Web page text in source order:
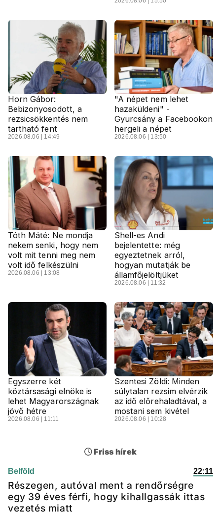
Horn Gábor:
Bebizonyosodott, a
rezsicsökkentés nem
tartható fent
2026.08.06 | 14:49
"A népet nem lehet
hazaküldeni" -
Gyurcsány a Facebookon
hergeli a népet
2026.08.06 | 13:50
Tóth Máté: Ne mondja
nekem senki, hogy nem
volt mit tenni meg nem
volt idő felkészülni
2026.08.06 | 13:08
Shell-es Andi
bejelentette: még
egyeztetnek arról,
hogyan mutatják be
államfőjelöltjüket
2026.08.06 | 11:32
Egyszerre két
köztársasági elnöke is
lehet Magyarországnak
jövő hétre
2026.08.06 | 11:11
Szentesi Zöldi: Minden
súlytalan rezsim elvérzik
az idő előrehaladtával, a
mostani sem kivétel
2026.08.06 | 10:28
Friss hírek
Belföld 22:11
Részegen, autóval ment a rendőrségre
egy 39 éves férfi, hogy kihallgassák ittas
vezetés miatt